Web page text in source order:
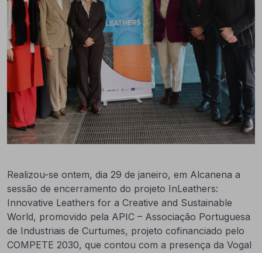
Realizou-se ontem, dia 29 de janeiro, em Alcanena a
sessão de encerramento do projeto InLeathers:
Innovative Leathers for a Creative and Sustainable
World, promovido pela APIC – Associação Portuguesa
de Industriais de Curtumes, projeto cofinanciado pelo
COMPETE 2030, que contou com a presença da Vogal